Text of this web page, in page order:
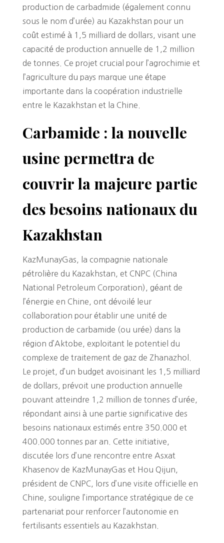
production de carbadmide (également connu
sous le nom d’urée) au Kazakhstan pour un
coût estimé à 1,5 milliard de dollars, visant une
capacité de production annuelle de 1,2 million
de tonnes. Ce projet crucial pour l’agrochimie et
l’agriculture du pays marque une étape
importante dans la coopération industrielle
entre le Kazakhstan et la Chine.
Carbamide : la nouvelle
usine permettra de
couvrir la majeure partie
des besoins nationaux du
Kazakhstan
KazMunayGas, la compagnie nationale
pétrolière du Kazakhstan, et CNPC (China
National Petroleum Corporation), géant de
l’énergie en Chine, ont dévoilé leur
collaboration pour établir une unité de
production de carbamide (ou urée) dans la
région d’Aktobe, exploitant le potentiel du
complexe de traitement de gaz de Zhanazhol.
Le projet, d’un budget avoisinant les 1,5 milliard
de dollars, prévoit une production annuelle
pouvant atteindre 1,2 million de tonnes d’urée,
répondant ainsi à une partie significative des
besoins nationaux estimés entre 350.000 et
400.000 tonnes par an. Cette initiative,
discutée lors d’une rencontre entre Asxat
Khasenov de KazMunayGas et Hou Qijun,
président de CNPC, lors d’une visite officielle en
Chine, souligne l’importance stratégique de ce
partenariat pour renforcer l’autonomie en
fertilisants essentiels au Kazakhstan.